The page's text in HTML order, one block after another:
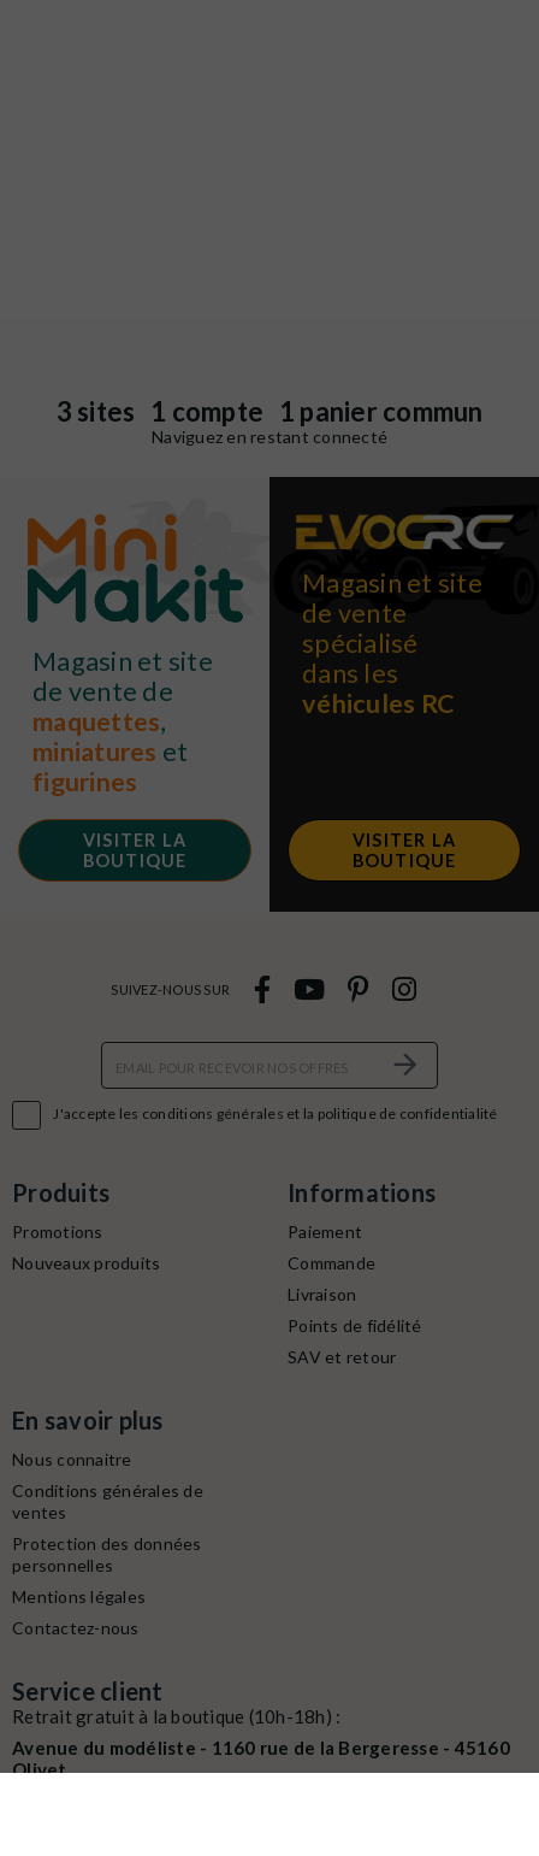
3 sites 1 compte 1 panier commun
Naviguez en restant connecté
Magasin et site
de vente de
maquettes,
miniatures et
figurines
VISITER LA
BOUTIQUE
Magasin et site
de vente
spécialisé
dans les
véhicules RC
VISITER LA
BOUTIQUE
J'accepte les conditions générales et la politique de confidentialité
SUIVEZ-NOUS SUR
Produits
Promotions
Nouveaux produits
Informations
Paiement
Commande
Livraison
Points de fidélité
SAV et retour
En savoir plus
Nous connaitre
Conditions générales de
ventes
Protection des données
personnelles
Mentions légales
Contactez-nous
Service client
Retrait gratuit à la boutique (10h-18h) :
Avenue du modéliste - 1160 rue de la Bergeresse - 45160
Olivet